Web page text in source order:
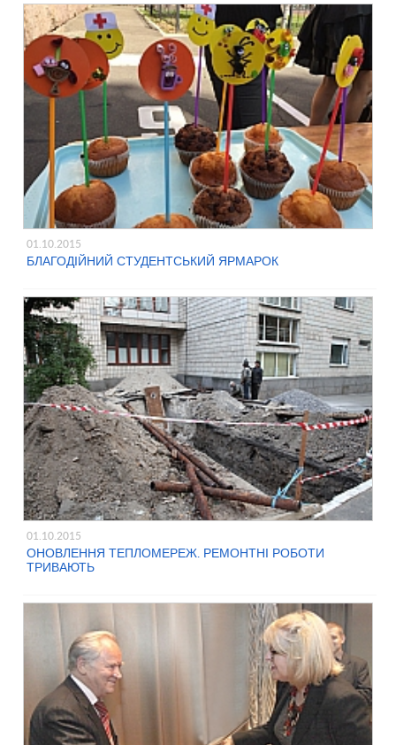
01.10.2015
БЛАГОДІЙНИЙ СТУДЕНТСЬКИЙ ЯРМАРОК
01.10.2015
ОНОВЛЕННЯ ТЕПЛОМЕРЕЖ. РЕМОНТНІ РОБОТИ
ТРИВАЮТЬ